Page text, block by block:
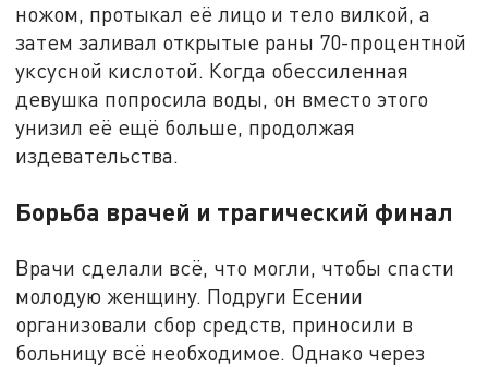
ножом, протыкал её лицо и тело вилкой, а
затем заливал открытые раны 70-процентной
уксусной кислотой. Когда обессиленная
девушка попросила воды, он вместо этого
унизил её ещё больше, продолжая
издевательства.
Борьба врачей и трагический финал
Врачи сделали всё, что могли, чтобы спасти
молодую женщину. Подруги Есении
организовали сбор средств, приносили в
больницу всё необходимое. Однако через